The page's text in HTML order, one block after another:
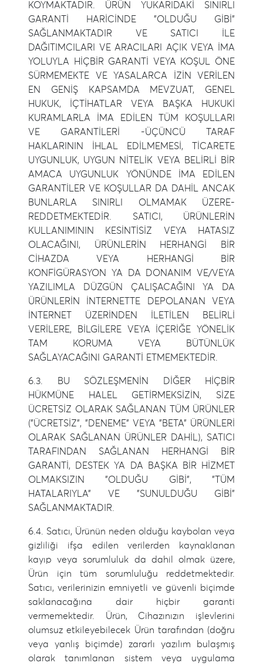
KOYMAKTADIR. ÜRÜN YUKARIDAKİ SINIRLI
GARANTİ HARİCİNDE "OLDUĞU GİBİ"
SAĞLANMAKTADIR VE SATICI İLE
DAĞITIMCILARI VE ARACILARI AÇIK VEYA İMA
YOLUYLA HİÇBİR GARANTİ VEYA KOŞUL ÖNE
SÜRMEMEKTE VE YASALARCA İZİN VERİLEN
EN GENİŞ KAPSAMDA MEVZUAT, GENEL
HUKUK, İÇTİHATLAR VEYA BAŞKA HUKUKİ
KURAMLARLA İMA EDİLEN TÜM KOŞULLARI
VE GARANTİLERİ -ÜÇÜNCÜ TARAF
HAKLARININ İHLAL EDİLMEMESİ, TİCARETE
UYGUNLUK, UYGUN NİTELİK VEYA BELİRLİ BİR
AMACA UYGUNLUK YÖNÜNDE İMA EDİLEN
GARANTİLER VE KOŞULLAR DA DAHİL ANCAK
BUNLARLA SINIRLI OLMAMAK ÜZERE-
REDDETMEKTEDİR. SATICI, ÜRÜNLERİN
KULLANIMININ KESİNTİSİZ VEYA HATASIZ
OLACAĞINI, ÜRÜNLERİN HERHANGİ BİR
CİHAZDA VEYA HERHANGİ BİR
KONFİGÜRASYON YA DA DONANIM VE/VEYA
YAZILIMLA DÜZGÜN ÇALIŞACAĞINI YA DA
ÜRÜNLERİN İNTERNETTE DEPOLANAN VEYA
İNTERNET ÜZERİNDEN İLETİLEN BELİRLİ
VERİLERE, BİLGİLERE VEYA İÇERİĞE YÖNELİK
TAM KORUMA VEYA BÜTÜNLÜK
SAĞLAYACAĞINI GARANTİ ETMEMEKTEDİR.
6.3. BU SÖZLEŞMENİN DİĞER HİÇBİR
HÜKMÜNE HALEL GETİRMEKSİZİN, SİZE
ÜCRETSİZ OLARAK SAĞLANAN TÜM ÜRÜNLER
("ÜCRETSİZ", "DENEME" VEYA "BETA" ÜRÜNLERİ
OLARAK SAĞLANAN ÜRÜNLER DAHİL), SATICI
TARAFINDAN SAĞLANAN HERHANGİ BİR
GARANTİ, DESTEK YA DA BAŞKA BİR HİZMET
OLMAKSIZIN "OLDUĞU GİBİ", "TÜM
HATALARIYLA" VE "SUNULDUĞU GİBİ"
SAĞLANMAKTADIR.
6.4. Satıcı, Ürünün neden olduğu kaybolan veya
gizliliği ifşa edilen verilerden kaynaklanan
kayıp veya sorumluluk da dahil olmak üzere,
Ürün için tüm sorumluluğu reddetmektedir.
Satıcı, verilerinizin emniyetli ve güvenli biçimde
saklanacağına dair hiçbir garanti
vermemektedir. Ürün, Cihazınızın işlevlerini
olumsuz etkileyebilecek Ürün tarafından (doğru
veya yanlış biçimde) zararlı yazılım bulaşmış
olarak tanımlanan sistem veya uygulama